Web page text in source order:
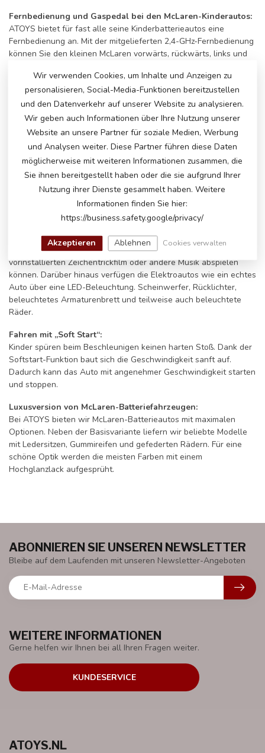
Fernbedienung und Gaspedal bei den McLaren-Kinderautos:
ATOYS bietet für fast alle seine Kinderbatterieautos eine
Fernbedienung an. Mit der mitgelieferten 2,4-GHz-Fernbedienung
können Sie den kleinen McLaren vorwärts, rückwärts, links und
das Auto bei Bedarf anhalten. Natürlich kann der kleine Fahrer
auch selbst beschleunigen, sobald er das Gaspedal erreichen
kann. Das Lenkrad steuert das Auto selbst. So erleben sie die
Fahrt ihres Lebens mit einem breiten Lächeln.
Schnickschnack an einem McLaren!
Alle Kinderautos verfügen über eine Hupe und Musiktasten
sowie ein Musikmodul mit verschiedenen Eingängen zum
Abspielen eigener Musik. Einige Modelle verfügen sogar über ein
UKW-Radio und/oder eine Bluetooth-Verbindung. Schließen Sie
die Autobatterie an Bluetooth auf Ihrem Telefon und spielen Sie
das Lieblingslied des kleinen Fahrers ab. Ihr breites Lächeln wird
nur noch größer. Um es noch luxuriöser zu machen, verfügen
einige Modelle anstelle des serienmäßigen Musikmoduls über
einen MP4-Bildschirm (Touchscreen), auf dem sie einen
vorinstallierten Zeichentrickfilm oder andere Musik abspielen
können. Darüber hinaus verfügen die Elektroautos wie ein echtes
Auto über eine LED-Beleuchtung. Scheinwerfer, Rücklichter,
beleuchtetes Armaturenbrett und teilweise auch beleuchtete
Räder.
Fahren mit „Soft Start“:
Kinder spüren beim Beschleunigen keinen harten Stoß. Dank der
Softstart-Funktion baut sich die Geschwindigkeit sanft auf.
Dadurch kann das Auto mit angenehmer Geschwindigkeit starten
und stoppen.
Luxusversion von McLaren-Batteriefahrzeugen:
Bei ATOYS bieten wir McLaren-Batterieautos mit maximalen
Optionen. Neben der Basisvariante liefern wir beliebte Modelle
mit Ledersitzen, Gummireifen und gefederten Rädern. Für eine
schöne Optik werden die meisten Farben mit einem
Hochglanzlack aufgesprüht.
WEITERE INFORMATIONEN
Gerne helfen wir Ihnen bei all Ihren Fragen weiter.
KUNDESERVICE
ABONNIEREN SIE UNSEREN NEWSLETTER
Bleibe auf dem Laufenden mit unseren Newsletter-Angeboten
ATOYS.NL
Wir verwenden Cookies, um Inhalte und Anzeigen zu
personalisieren, Social-Media-Funktionen bereitzustellen
und den Datenverkehr auf unserer Website zu analysieren.
Wir geben auch Informationen über Ihre Nutzung unserer
Website an unsere Partner für soziale Medien, Werbung
und Analysen weiter. Diese Partner führen diese Daten
möglicherweise mit weiteren Informationen zusammen, die
Sie ihnen bereitgestellt haben oder die sie aufgrund Ihrer
Nutzung ihrer Dienste gesammelt haben. Weitere
Informationen finden Sie hier:
https://business.safety.google/privacy/
Akzeptieren Ablehnen Cookies verwalten